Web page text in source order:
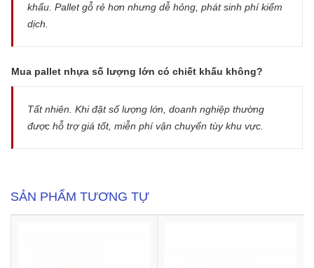
khẩu. Pallet gỗ rẻ hơn nhưng dễ hỏng, phát sinh phí kiểm
dịch.
Mua pallet nhựa số lượng lớn có chiết khấu không?
Tất nhiên. Khi đặt số lượng lớn, doanh nghiệp thường
được hỗ trợ giá tốt, miễn phí vận chuyển tùy khu vực.
SẢN PHẨM TƯƠNG TỰ